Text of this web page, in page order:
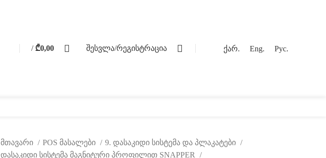
/ ₾0,00 შესვლა/რეგისტრაცია ქარ. Eng. Рус.
მთავარი POS მასალები
9. დასაკიდი სისტემა და პლაკატები
დასაკიდი სისტემა მაგნიტური პროფილით SNAPPER